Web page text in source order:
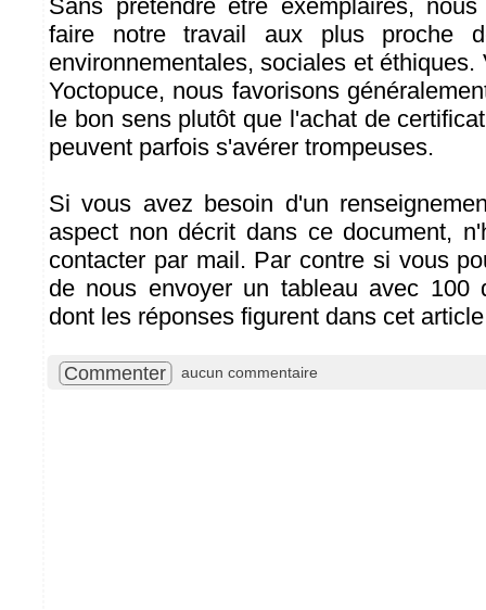
Sans prétendre être exemplaires,
faire notre travail aux plus proche
environnementales, sociales et éthiques.
Yoctopuce, nous favorisons
le bon sens plutôt que l'achat de
peuvent parfois s'avérer trompeuses.
Si vous avez besoin d'un
aspect non décrit dans ce document,
contacter par mail. Par contre si vous
de nous envoyer un tableau avec 100
dont les réponses figurent dans cet
Commenter aucun commentaire